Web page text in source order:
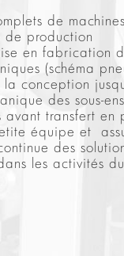
de
production
en fabrication
(schéma
conception
des sous-
transfert en
équipe et
des
les activités